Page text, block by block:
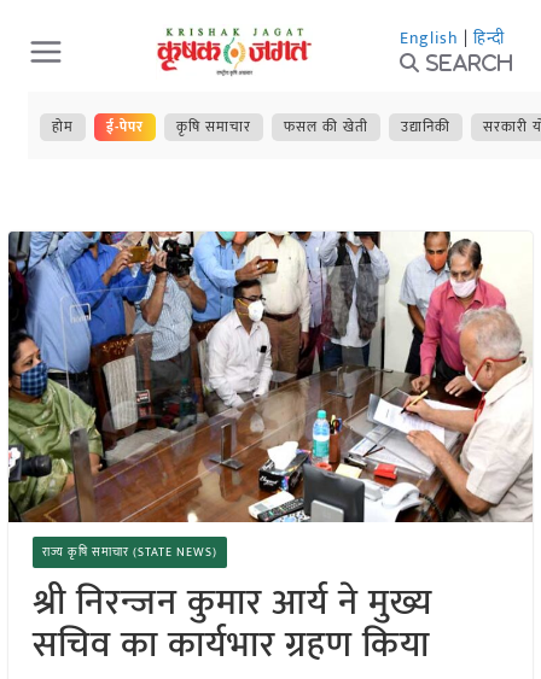
Skip
to
content
English | हिन्दी
Search
होम ई-पेपर कृषि समाचार फसल की खेती उद्यानिकी सरकारी
राज्य कृषि समाचार (STATE NEWS)
श्री निरन्जन कुमार आर्य ने मुख्य
सचिव का कार्यभार ग्रहण किया